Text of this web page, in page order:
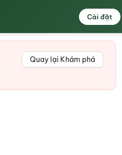
Cài đặt
🇻🇳
Quay lại Khám phá